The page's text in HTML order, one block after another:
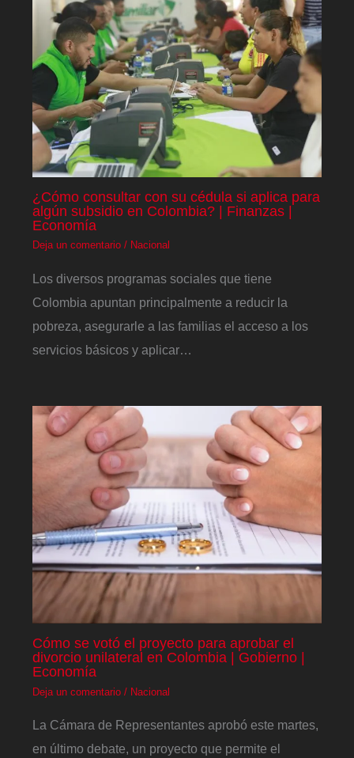
¿Cómo consultar con su cédula si aplica para
algún subsidio en Colombia? | Finanzas |
Economía
Deja un comentario / Nacional
Los diversos programas sociales que tiene
Colombia apuntan principalmente a reducir la
pobreza, asegurarle a las familias el acceso a los
servicios básicos y aplicar…
Cómo se votó el proyecto para aprobar el
divorcio unilateral en Colombia | Gobierno |
Economía
Deja un comentario / Nacional
La Cámara de Representantes aprobó este martes,
en último debate, un proyecto que permite el